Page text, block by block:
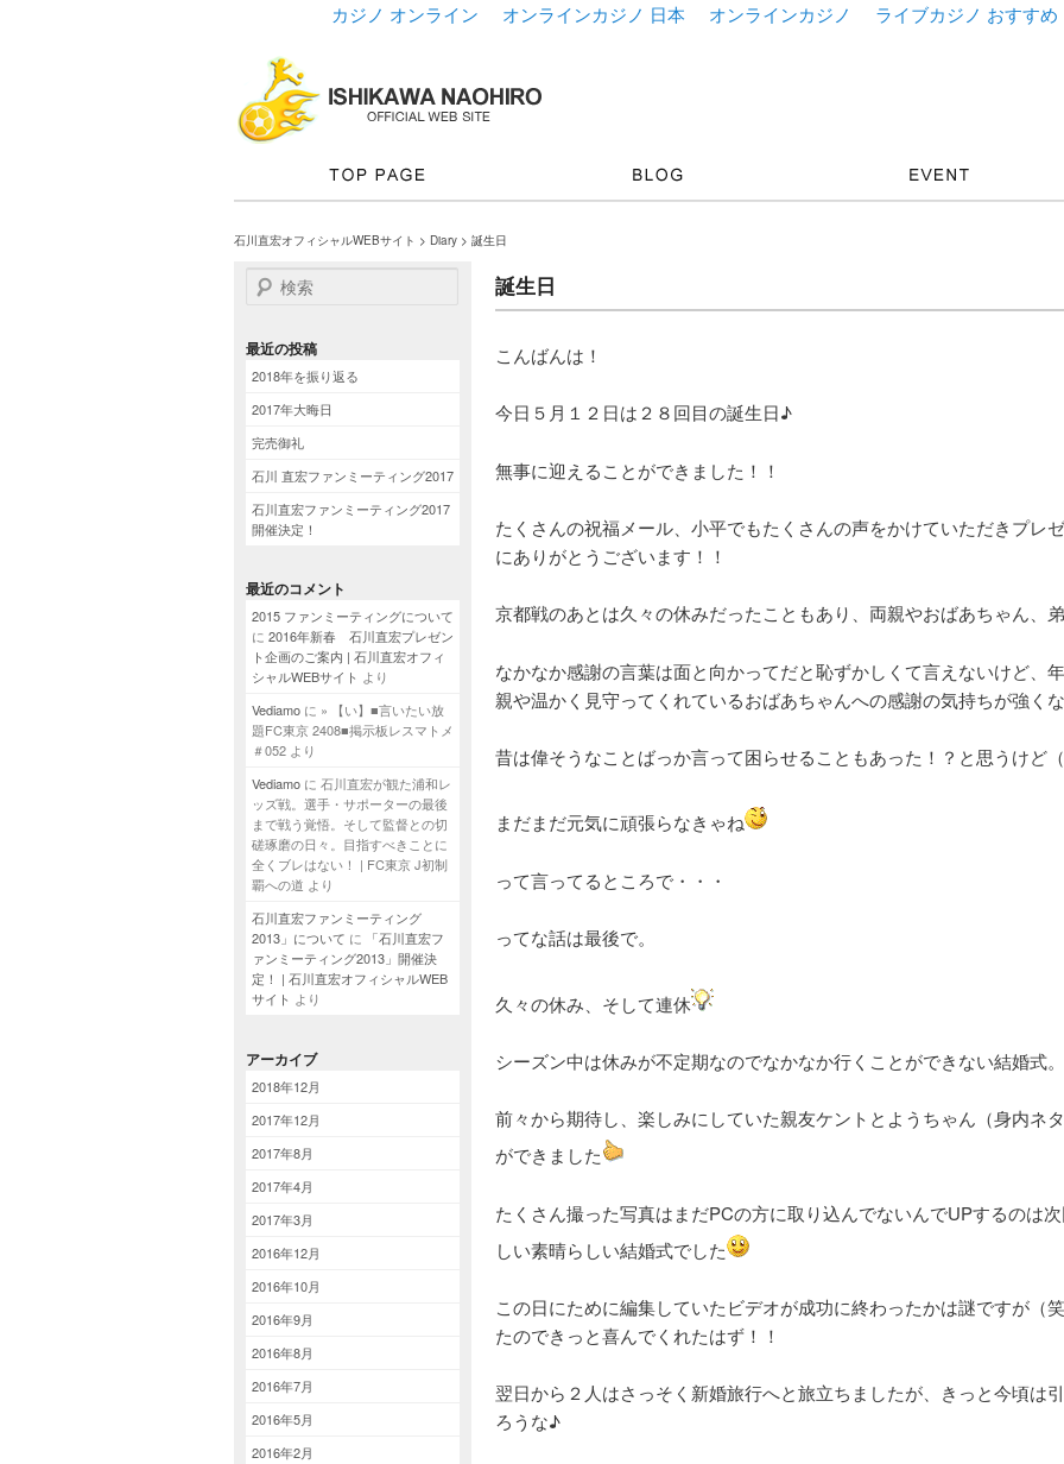
カジノ オンライン オンラインカジノ 日本 オンラインカジノ ライブカジノ おすすめ
石川直宏オフィシャルWEBサイト > Diary > 誕生日
検索
最近の投稿
2018年を振り返る
2017年大晦日
完売御礼
石川 直宏ファンミーティング2017
石川直宏ファンミーティング2017
開催決定！
最近のコメント
2015 ファンミーティングについて
に 2016年新春 石川直宏プレゼン
ト企画のご案内 | 石川直宏オフィ
シャルWEBサイト より
Vediamo に » 【い】■言いたい放
題FC東京 2408■掲示板レスマトメ
＃052 より
Vediamo に 石川直宏が観た浦和レ
ッズ戦。選手・サポーターの最後
まで戦う覚悟。そして監督との切
磋琢磨の日々。目指すべきことに
全くブレはない！ | FC東京 J初制
覇への道 より
石川直宏ファンミーティング
2013」について に
「石川直宏フ
ァンミーティング2013」開催決
定！ | 石川直宏オフィシャルWEB
サイト より
アーカイブ
2018年12月
2017年12月
2017年8月
2017年4月
2017年3月
2016年12月
2016年10月
2016年9月
2016年8月
2016年7月
2016年5月
2016年2月
誕生日
こんばんは！
今日５月１２日は２８回目の誕生日♪
無事に迎えることができました！！
たくさんの祝福メール、小平でもたくさんの声をかけていただきプレ
にありがとうございます！！
京都戦のあとは久々の休みだったこともあり、両親やおばあちゃん、
なかなか感謝の言葉は面と向かってだと恥ずかしくて言えないけど、
親や温かく見守ってくれているおばあちゃんへの感謝の気持ちが強くな
昔は偉そうなことばっか言って困らせることもあった！？と思うけど（
まだまだ元気に頑張らなきゃね
って言ってるところで・・・
ってな話は最後で。
久々の休み、そして連休
シーズン中は休みが不定期なのでなかなか行くことができない結婚式。
前々から期待し、楽しみにしていた親友ケントとようちゃん（身内ネ
ができました
たくさん撮った写真はまだPCの方に取り込んでないんでUPするのは
しい素晴らしい結婚式でした
この日にために編集していたビデオが成功に終わったかは謎ですが（
たのできっと喜んでくれたはず！！
翌日から２人はさっそく新婚旅行へと旅立ちましたが、きっと今頃は
ろうな♪